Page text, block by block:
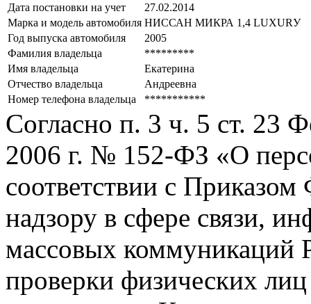
Дата постановки на учет
27.02.2014
Марка и модель автомобиля НИССАН МИКРА 1,4 LUХURУ
Год выпуска автомобиля
2005
Фамилия владельца
*********
Имя владельца
Екатерина
Отчество владельца
Андреевна
Номер телефона владельца
***********
Согласно п. 3 ч. 5 ст. 23
2006 г. № 152-ФЗ «О
соответствии с
надзору в сфере связи,
массовых коммуникаций
проверки физических